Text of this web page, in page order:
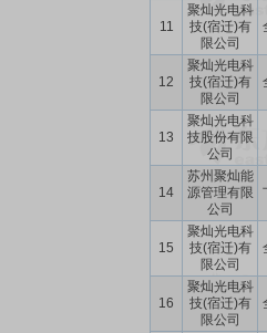
11
聚灿光电科
技(宿迁)有
限公司
12
聚灿光电科
技(宿迁)有
限公司
13
聚灿光电科
技股份有限
公司
14
苏州聚灿能
源管理有限
公司
15
聚灿光电科
技(宿迁)有
限公司
16
聚灿光电科
技(宿迁)有
限公司